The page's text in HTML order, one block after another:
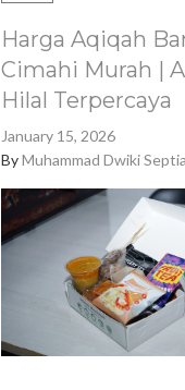
Harga Aqiqah
Cimahi Murah |
Hilal Terpercaya
January 15, 2026
ByMuhammad Dwiki